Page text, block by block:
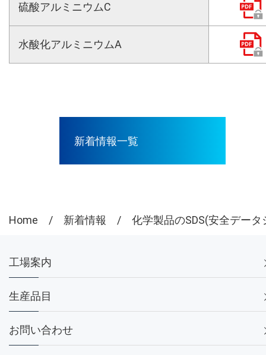
硫酸アルミニウムC
水酸化アルミニウムA
新着情報一覧
Home 新着情報 化学製品のSDS(安全デー
工場案内
生産品目
お問い合わせ